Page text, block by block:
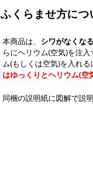
ふくらませ方につ
本商品は、 シワがなくな
らにヘリウム(空気)を注
ム(もしくは空気)を入れ
はゆっくりとヘリウム(空
同梱の説明紙に図解で説